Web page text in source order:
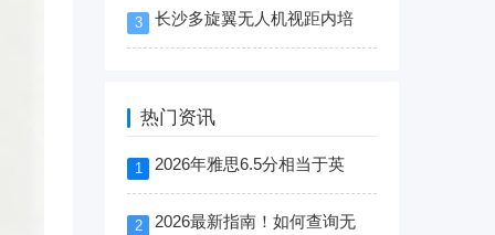
3 长沙多旋翼无人机视距内培
热门资讯
1 2026年雅思6.5分相当于英
2 2026最新指南！如何查询无